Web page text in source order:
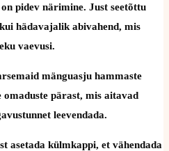
pidev närimine. Just seetõttu
hädavajalik abivahend, mis
vaevusi.
mänguasju hammaste
pärast, mis aitavad
leevendada.
asetada külmkappi, et vähendada